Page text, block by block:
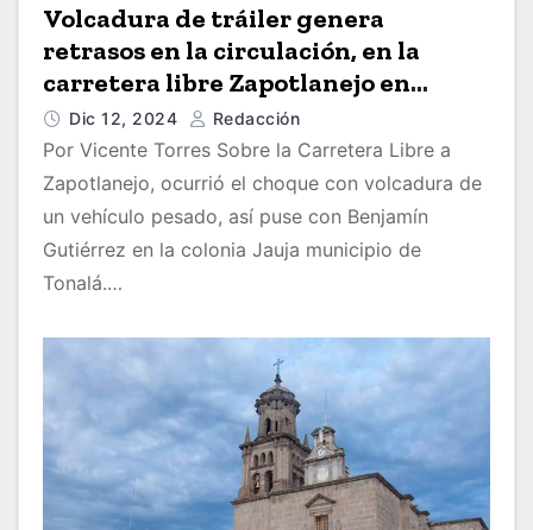
Volcadura de tráiler genera
retrasos en la circulación, en la
carretera libre Zapotlanejo en
Tonalá
Dic 12, 2024 Redacción
Por Vicente Torres Sobre la Carretera Libre a
Zapotlanejo, ocurrió el choque con volcadura de
un vehículo pesado, así puse con Benjamín
Gutiérrez en la colonia Jauja municipio de
Tonalá.…